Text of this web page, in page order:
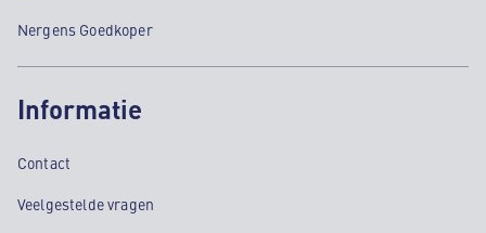
Nergens Goedkoper
Informatie
Contact
Veelgestelde vragen